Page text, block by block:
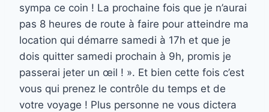
sympa ce coin ! La prochaine fois que je n’aurai
pas 8 heures de route à faire pour atteindre ma
location qui démarre samedi à 17h et que je
dois quitter samedi prochain à 9h, promis je
passerai jeter un œil ! ». Et bien cette fois c’est
vous qui prenez le contrôle du temps et de
votre voyage ! Plus personne ne vous dictera